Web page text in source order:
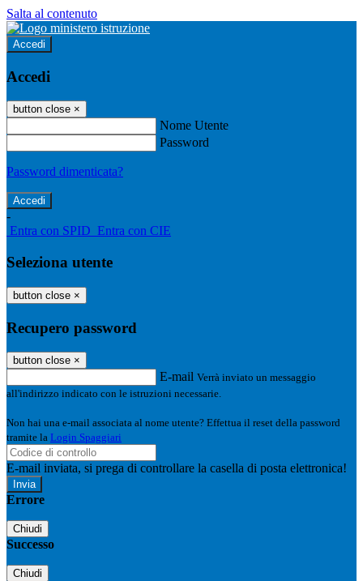
Salta al contenuto
Accedi
Accedi
button close ×
Nome Utente
Password
Password dimenticata?
-
Entra con SPID Entra con CIE
Seleziona utente
button close ×
Recupero password
button close ×
E-mail Verrà inviato un messaggio
all'indirizzo indicato con le istruzioni necessarie.
Non hai una e-mail associata al nome utente? Effettua il reset della password
tramite la Login Spaggiari
E-mail inviata, si prega di controllare la casella di posta elettronica!
Errore
Chiudi
Successo
Chiudi